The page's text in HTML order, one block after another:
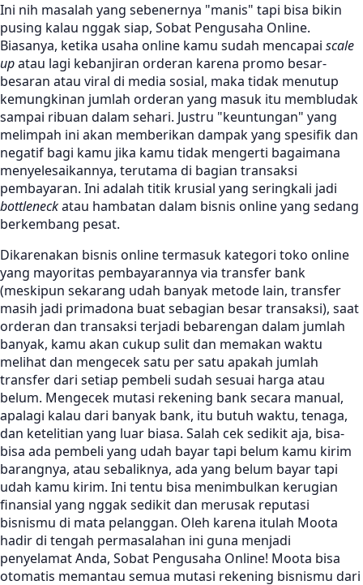
Ini nih masalah yang sebenernya "manis" tapi bisa bikin
pusing kalau nggak siap, Sobat Pengusaha Online.
Biasanya, ketika usaha online kamu sudah mencapai scale
upatau lagi kebanjiran orderan karena promo besar-
besaran atau viral di media sosial, maka tidak menutup
kemungkinan jumlah orderan yang masuk itu membludak
sampai ribuan dalam sehari. Justru "keuntungan" yang
melimpah ini akan memberikan dampak yang spesifik dan
negatif bagi kamu jika kamu tidak mengerti bagaimana
menyelesaikannya, terutama di bagian transaksi
pembayaran. Ini adalah titik krusial yang seringkali jadi
bottleneckatau hambatan dalam bisnis online yang sedang
berkembang pesat.
Dikarenakan bisnis online termasuk kategori toko online
yang mayoritas pembayarannya via transfer bank
(meskipun sekarang udah banyak metode lain, transfer
masih jadi primadona buat sebagian besar transaksi), saat
orderan dan transaksi terjadi bebarengan dalam jumlah
banyak, kamu akan cukup sulit dan memakan waktu
melihat dan mengecek satu per satu apakah jumlah
transfer dari setiap pembeli sudah sesuai harga atau
belum. Mengecek mutasi rekening bank secara manual,
apalagi kalau dari banyak bank, itu butuh waktu, tenaga,
dan ketelitian yang luar biasa. Salah cek sedikit aja, bisa-
bisa ada pembeli yang udah bayar tapi belum kamu kirim
barangnya, atau sebaliknya, ada yang belum bayar tapi
udah kamu kirim. Ini tentu bisa menimbulkan kerugian
finansial yang nggak sedikit dan merusak reputasi
bisnismu di mata pelanggan. Oleh karena itulah Moota
hadir di tengah permasalahan ini guna menjadi
penyelamat Anda, Sobat Pengusaha Online! Moota bisa
otomatis memantau semua mutasi rekening bisnismu dari